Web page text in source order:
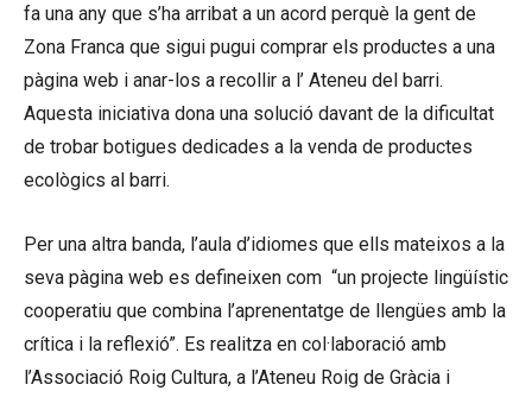
fa una any que s’ha arribat a un acord perquè la gent de
Zona Franca que sigui pugui comprar els productes a una
pàgina web i anar-los a recollir a l’ Ateneu del barri.
Aquesta iniciativa dona una solució davant de la dificultat
de trobar botigues dedicades a la venda de productes
ecològics al barri.
Per una altra banda, l’aula d’idiomes que ells mateixos a la
seva pàgina web es defineixen com “un projecte lingüístic
cooperatiu que combina l’aprenentatge de llengües amb la
crítica i la reflexió”. Es realitza en col·laboració amb
l’Associació Roig Cultura, a l’Ateneu Roig de Gràcia i